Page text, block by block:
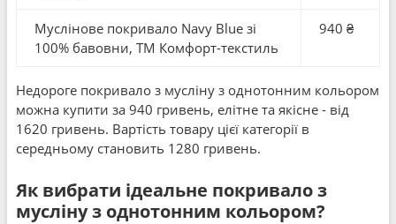
Муслінове покривало Navy Blue зі
100% бавовни, ТМ Комфорт-текстиль
940 ₴
Недороге покривало з мусліну з однотонним кольором
можна купити за 940 гривень, елітне та якісне - від
1620 гривень. Вартість товару цієї категорії в
середньому становить 1280 гривень.
Як вибрати ідеальне покривало з
мусліну з однотонним кольором?